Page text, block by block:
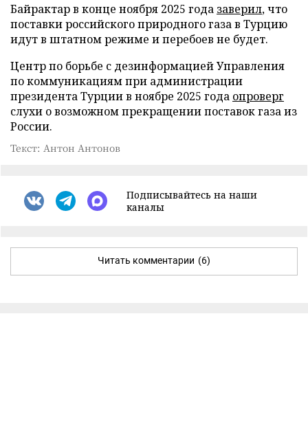
Байрактар в конце ноября 2025 года заверил, что
поставки российского природного газа в Турцию
идут в штатном режиме и перебоев не будет.
Центр по борьбе с дезинформацией Управления
по коммуникациям при администрации
президента Турции в ноябре 2025 года опроверг
слухи о возможном прекращении поставок газа из
России.
Текст: Антон Антонов
Подписывайтесь на наши
каналы
Читать комментарии (6)